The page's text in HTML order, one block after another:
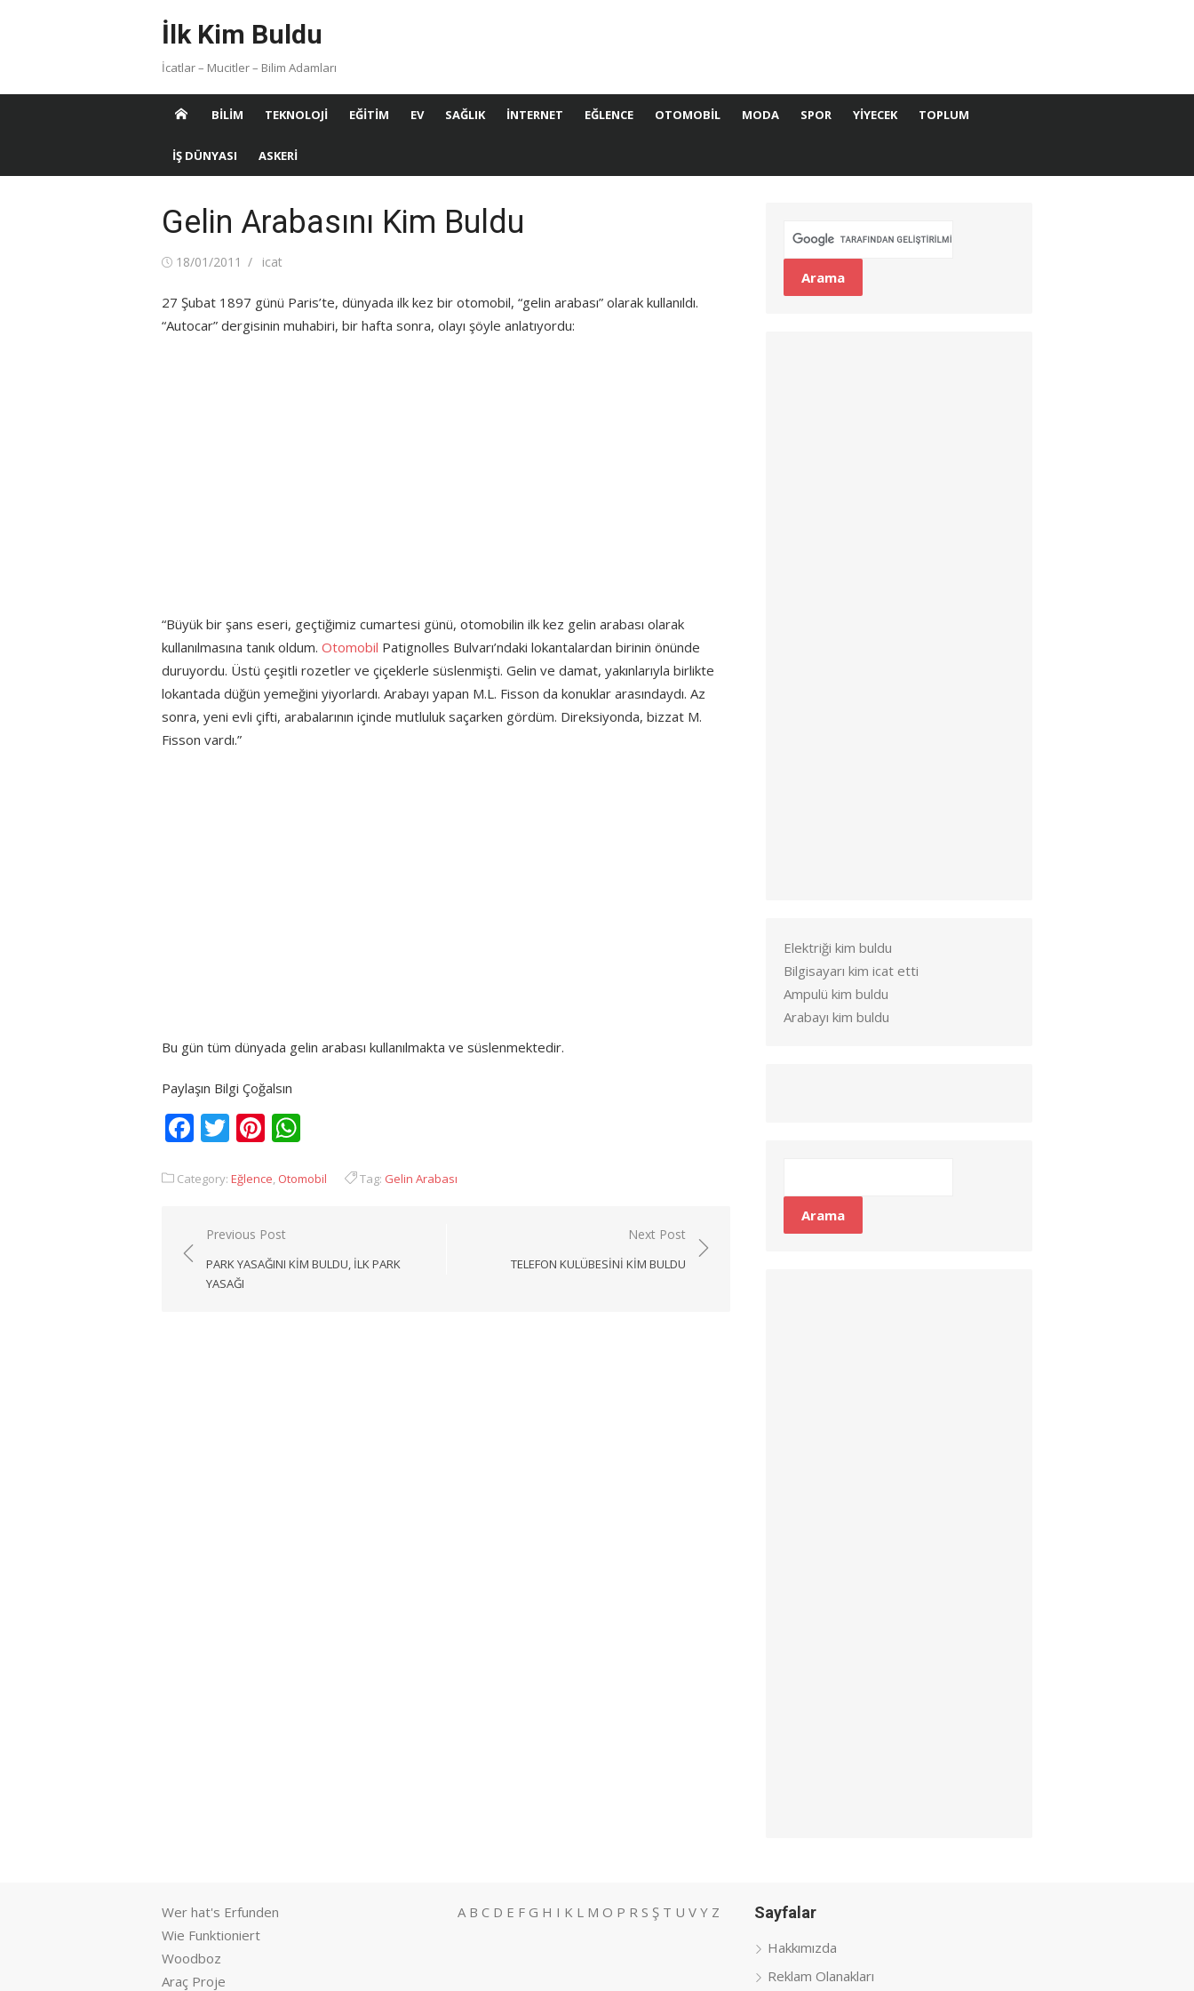
İlk Kim Buldu
İcatlar – Mucitler – Bilim Adamları
BILIM TEKNOLOJI EĞITIM EV SAĞLIK İNTERNET EĞLENCE OTOMOBIL MODA SPOR YIYECEK TOPLUM
İŞ DÜNYASI ASKERI
Gelin Arabasını Kim Buldu
Posted
18/01/2011 Author
icat
27 Şubat 1897 günü Paris’te, dünyada ilk kez bir otomobil, “gelin arabası” olarak kullanıldı.
“Autocar” dergisinin muhabiri, bir hafta sonra, olayı şöyle anlatıyordu:
“Büyük bir şans eseri, geçtiğimiz cumartesi günü, otomobilin ilk kez gelin arabası olarak
kullanılmasına tanık oldum. Otomobil Patignolles Bulvarı’ndaki lokantalardan birinin önünde
duruyordu. Üstü çeşitli rozetler ve çiçeklerle süslenmişti. Gelin ve damat, yakınlarıyla birlikte
lokantada düğün yemeğini yiyorlardı. Arabayı yapan M.L. Fisson da konuklar arasındaydı. Az
sonra, yeni evli çifti, arabalarının içinde mutluluk saçarken gördüm. Direksiyonda, bizzat M.
Fisson vardı.”
Bu gün tüm dünyada gelin arabası kullanılmakta ve süslenmektedir.
Paylaşın Bilgi Çoğalsın
Facebook
TwitterPinterest
Category: Eğlence, Otomobil Tag: Gelin Arabası
Yazı
gezinmesi
Previous Post
PARK YASAĞINI KIM BULDU, ILK PARK
YASAĞI
Next Post
TELEFON KULÜBESINI KIM BULDU
Elektriği kim buldu
Bilgisayarı kim icat etti
Ampulü kim buldu
Arabayı kim buldu
Wer hat's Erfunden
Wie Funktioniert
Woodboz
Araç Proje
A B C D E F G H I K L M O P R S Ş T U V Y Z Sayfalar
Hakkımızda
Reklam Olanakları